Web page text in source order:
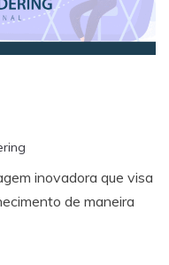
inovadora que visa
de maneira